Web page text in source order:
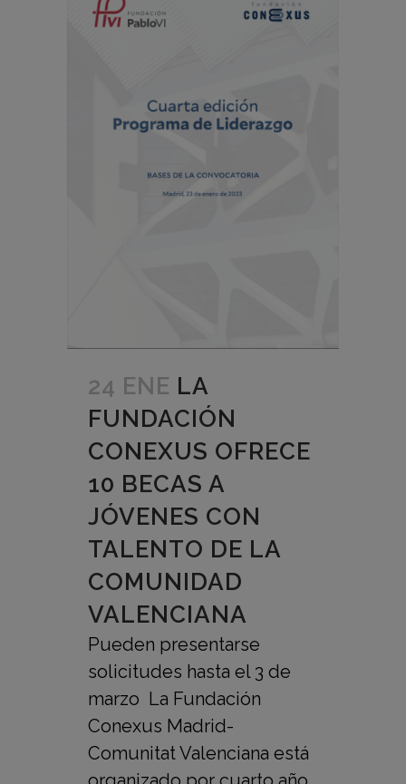
24 ENE LA
FUNDACIÓN
CONEXUS OFRECE
10 BECAS A
JÓVENES CON
TALENTO DE LA
COMUNIDAD
VALENCIANA
Pueden presentarse
solicitudes hasta el 3 de
marzo La Fundación
Conexus Madrid-
Comunitat Valenciana está